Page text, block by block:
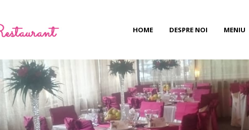
HOME DESPRE NOI MENIU